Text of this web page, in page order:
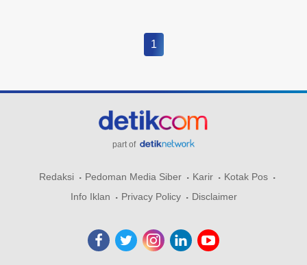
1
part of
Redaksi Pedoman Media Siber Karir
Kotak Pos
Info Iklan
Privacy Policy Disclaimer